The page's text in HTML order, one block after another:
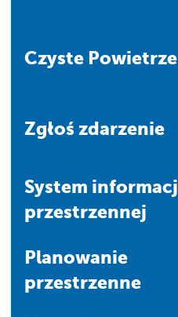
Czyste Powietrze
Zgłoś zdarzenie
system informacji
przestrzennej
Planowanie
przestrzenne